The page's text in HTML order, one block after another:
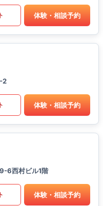
体験・相談予約
2
体験・相談予約
6西村ビル1階
体験・相談予約